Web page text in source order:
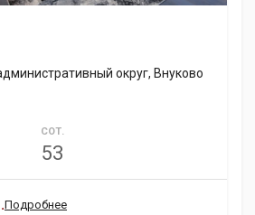
округ, Внуково
СОТ.
53
Подробнее